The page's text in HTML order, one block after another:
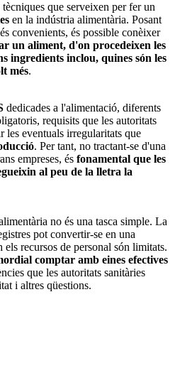
que serveixen per fer un
en la indústria alimentària. Posant
convenients, és possible conèixer
un aliment, d'on procedeixen les
ingredients inclou, quines són les
més.
dedicades a l'alimentació, diferents
requisits que les autoritats
les eventuals irregularitats que
. Per tant, no tractant-se d'una
empreses, és fonamental que les
al peu de la lletra la
no és una tasca simple. La
pot convertir-se en una
recursos de personal són limitats.
comptar amb eines efectives
que les autoritats sanitàries
i altres qüestions.